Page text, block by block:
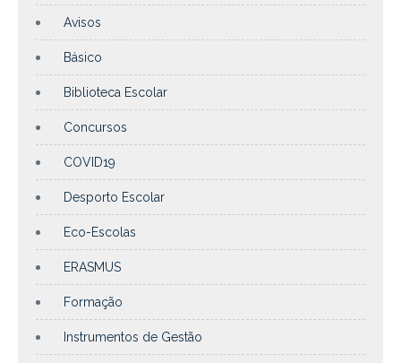
Avisos
Básico
Biblioteca Escolar
Concursos
COVID19
Desporto Escolar
Eco-Escolas
ERASMUS
Formação
Instrumentos de Gestão